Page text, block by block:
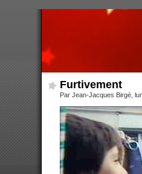
Furtivement
Par Jean-Jacques Birgé,